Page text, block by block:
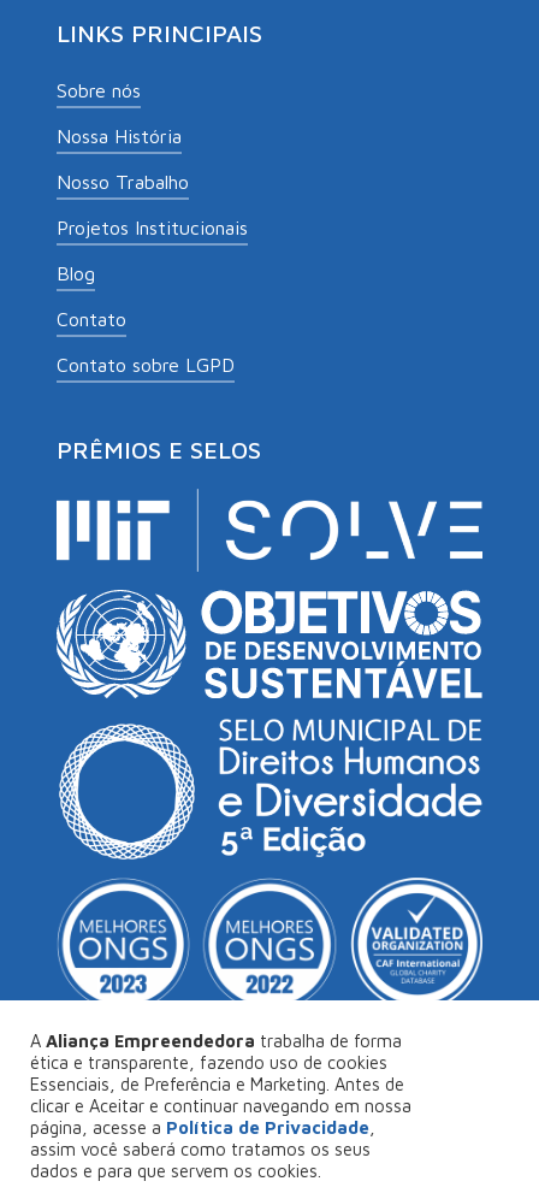
LINKS PRINCIPAIS
Sobre nós
Nossa História
Nosso Trabalho
Projetos Institucionais
Blog
Contato
Contato sobre LGPD
PRÊMIOS E SELOS
© Copyright 2026Aliança Empreendedora
Desenvolvido porCollabs
Política de Privacidade
A Aliança Empreendedora trabalha de forma
ética e transparente, fazendo uso de cookies
Essenciais, de Preferência e Marketing. Antes de
clicar e Aceitar e continuar navegando em nossa
página, acesse a Política de Privacidade
assim você saberá como tratamos os seus
dados e para que servem os cookies.